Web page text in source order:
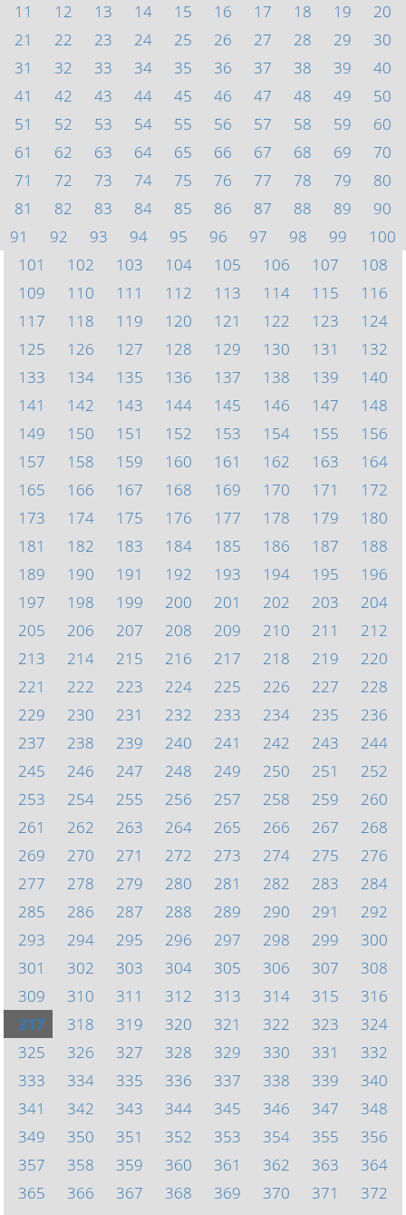
11
12 13 14 15 16 17 18 19
20
21
22 23 24 25 26 27 28 29
30
31
32 33 34 35 36 37 38 39
40
41
42 43 44 45 46 47 48 49
50
51
52 53 54 55 56 57 58 59
60
61
62 63 64 65 66 67 68 69
70
71
72 73 74 75 76 77 78 79
80
81
82 83 84 85 86 87 88 89
90
91
92 93 94 95 96 97 98 99
100
101
102 103 104 105 106 107
108
109
110 111 112 113 114 115
116
117
118 119 120 121 122 123
124
125
126 127 128 129 130 131
132
133
134 135 136 137 138 139
140
141
142 143 144 145 146 147
148
149
150 151 152 153 154 155
156
157
158 159 160 161 162 163
164
165
166 167 168 169 170 171
172
173
174 175 176 177 178 179
180
181
182 183 184 185 186 187
188
189
190 191 192 193 194 195
196
197
198 199 200 201 202 203
204
205
206 207 208 209 210 211
212
213
214 215 216 217 218 219
220
221
222 223 224 225 226 227
228
229
230 231 232 233 234 235
236
237
238 239 240 241 242 243
244
245
246 247 248 249 250 251
252
253
254 255 256 257 258 259
260
261
262 263 264 265 266 267
268
269
270 271 272 273 274 275
276
277
278 279 280 281 282 283
284
285
286 287 288 289 290 291
292
293
294 295 296 297 298 299
300
301
302 303 304 305 306 307
308
309
310 311 312 313 314 315
316
317
318 319 320 321 322 323
324
325
326 327 328 329 330 331
332
333
334 335 336 337 338 339
340
341
342 343 344 345 346 347
348
349
350 351 352 353 354 355
356
357
358 359 360 361 362 363
364
365
366 367 368 369 370 371
372